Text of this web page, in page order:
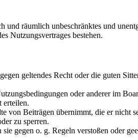
räumlich unbeschränktes und
Nutzungsvertrages bestehen.
geltendes Recht oder die guten
oder anderer im
erteilen.
Beiträgen übernimmt, die er nicht
zu sperren.
gegen o. g. Regeln verstoßen oder